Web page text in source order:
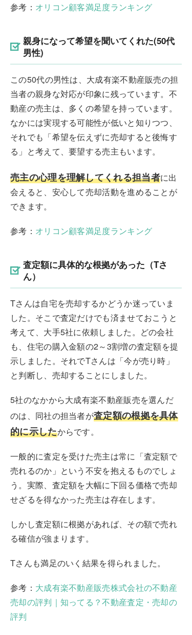
参考： オリコン顧客満足度ランキング
親身になって希望を聞いてくれた(50代
男性)
この50代の男性は、大成有楽不動産販売の担
当者の親身な対応が印象に残っています。不
動産の売主は、多くの希望を持っています。
なかには実現する可能性が低いと知りつつ、
それでも「希望を伝えずに売却すると後悔す
る」と考えて、要望する売主もいます。
売主の心理を理解してくれる担当者に出
会えると、安心して売却活動を進めることが
できます。
参考： オリコン顧客満足度ランキング
査定額に具体的な根拠があった（Tさ
ん）
Tさんは自宅を売却するかどうか迷っていま
した。そこで査定だけでも済ませておこうと
考えて、大手5社に依頼しました。どの会社
も、住宅の購入金額の2～3割増の査定額を提
示しました。それでTさんは「今が売り時」
と判断し、売却することにしました。
5社のなかから大成有楽不動産販売を選んだ
のは、同社の担当者が査定額の根拠を具体
的に示したからです。
一般的に査定を受けた売主は常に「査定額で
売れるのか」という不安を抱えるものでしょ
う。実際、査定額を大幅に下回る価格で売却
せざるを得なかった売主は存在します。
しかし査定額に根拠があれば、その額で売れ
る確信が強まります。
Tさんも満足のいく結果を得られました。
参考： 大成有楽不動産販売株式会社の不動産
売却の評判｜知ってる？不動産査定・売却の
評判